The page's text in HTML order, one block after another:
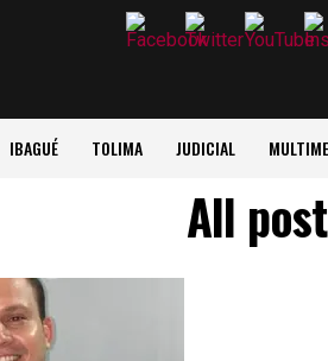
IBAGUÉ TOLIMA JUDICIAL
All